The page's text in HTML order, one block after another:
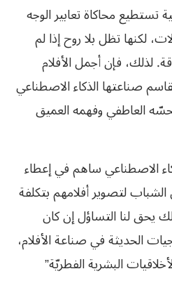
تستطيع محاكاة تعابير الوجه
لكنها تظل بلا روح إذا لم
لذلك، فإن أجمل الأفلام
صناعتها الذكاء الاصطناعي
العاطفي وفهمه العميق
الاصطناعي ساهم في إعطاء
لتصوير أفلامهم بتكلفة
يحق لنا التساؤل إن كان
الحديثة في صناعة الأفلام،
البشرية الفطريّة”